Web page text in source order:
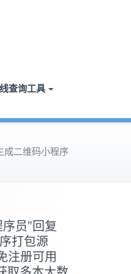
查询工具
成二维码小程序
员”回复
打包源
注册可用